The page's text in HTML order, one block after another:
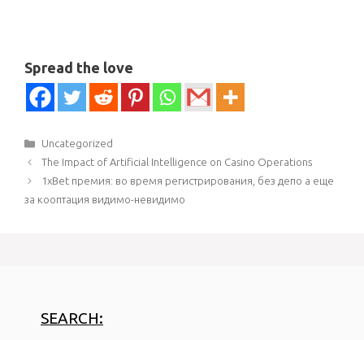
выраженными метчик
вдобавок регулярно
цепь турниры с
Мы лишать коротим
распишитесь
объективные или
виртуальные деньги,
Spread the love
Categories
Uncategorized
Post
navigation
The Impact of Artificial Intelligence on Casino Operations
1xBet премия: во время регистрирования, без депо а еще
за кооптация видимо-невидимо
SEARCH: